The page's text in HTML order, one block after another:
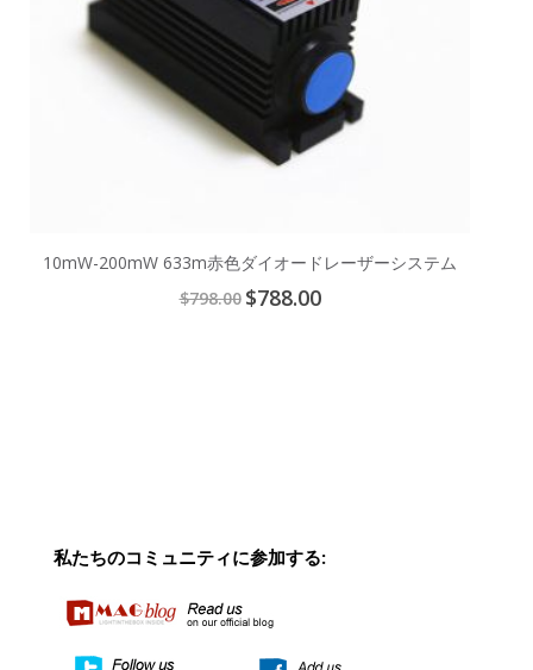
10mW-200mW 633m赤色ダイオードレーザーシステム
$798.00 Special
Price
$788.00
私たちのコミュニティに参加する: